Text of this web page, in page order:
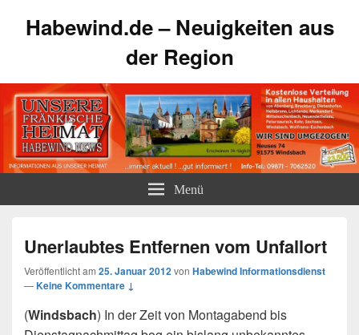
Habewind.de – Neuigkeiten aus
der Region
Menü
Unerlaubtes Entfernen vom Unfallort
Veröffentlicht am 25. Januar 2012von Habewind Informationsdienst
—Keine Kommentare ↓
(Windsbach) In der Zeit von Montagabend bis